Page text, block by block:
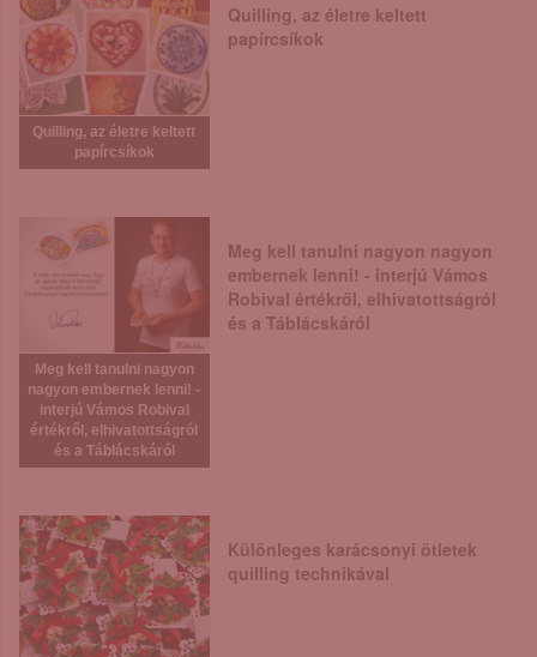
Quilling, az életre keltett
papírcsíkok
Quilling, az életre keltett
papírcsíkok
Meg kell tanulni nagyon
nagyon embernek lenni! -
interjú Vámos Robival
értékről, elhivatottságról
és a Táblácskáról
Meg kell tanulni nagyon nagyon
embernek lenni! - interjú Vámos
Robival értékről, elhivatottságról
és a Táblácskáról
Különleges karácsonyi ötletek
quilling technikával